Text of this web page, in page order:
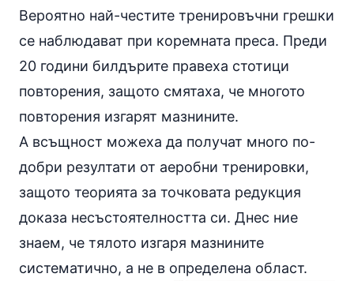
Вероятно най-честите тренировъчни грешки
се наблюдават при коремната преса. Преди
20 години билдърите правеха стотици
повторения, защото смятаха, че многото
повторения изгарят мазнините.
А всъщност можеха да получат много по-
добри резултати от аеробни тренировки,
защото теорията за точковата редукция
доказа несъстоятелността си. Днес ние
знаем, че тялото изгаря мазнините
систематично, а не в определена област.